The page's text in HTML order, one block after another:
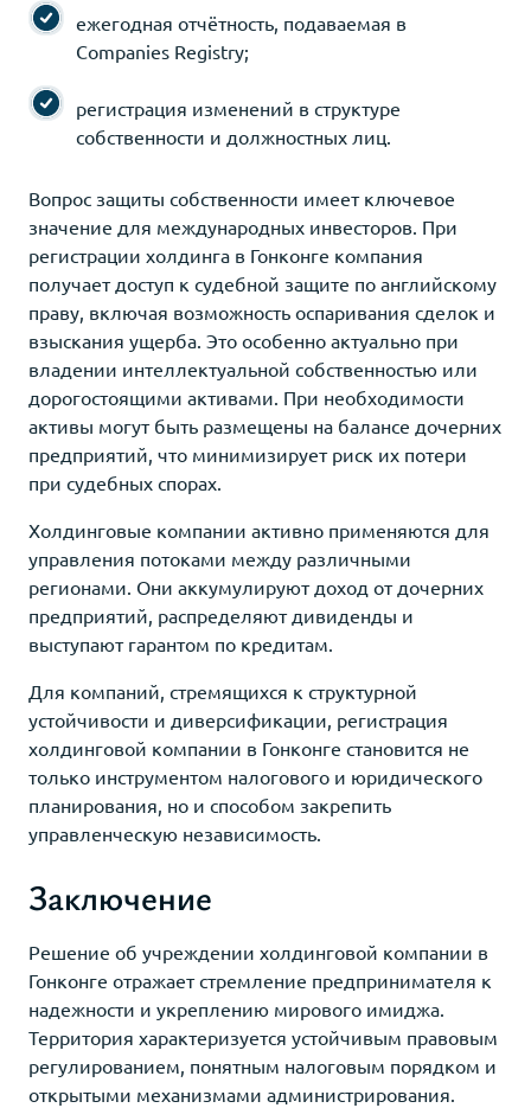
ежегодная отчётность, подаваемая в
Companies Registry;
регистрация изменений в структуре
собственности и должностных лиц.
Вопрос защиты собственности имеет ключевое
значение для международных инвесторов. При
регистрации холдинга в Гонконге компания
получает доступ к судебной защите по английскому
праву, включая возможность оспаривания сделок и
взыскания ущерба. Это особенно актуально при
владении интеллектуальной собственностью или
дорогостоящими активами. При необходимости
активы могут быть размещены на балансе дочерних
предприятий, что минимизирует риск их потери
при судебных спорах.
Холдинговые компании активно применяются для
управления потоками между различными
регионами. Они аккумулируют доход от дочерних
предприятий, распределяют дивиденды и
выступают гарантом по кредитам.
Для компаний, стремящихся к структурной
устойчивости и диверсификации, регистрация
холдинговой компании в Гонконге становится не
только инструментом налогового и юридического
планирования, но и способом закрепить
управленческую независимость.
Заключение
Решение об учреждении холдинговой компании в
Гонконге отражает стремление предпринимателя к
надежности и укреплению мирового имиджа.
Территория характеризуется устойчивым правовым
регулированием, понятным налоговым порядком и
открытыми механизмами администрирования.